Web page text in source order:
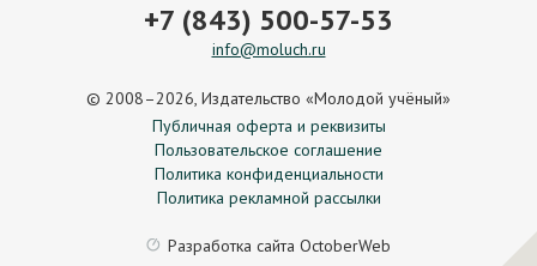
+7 (843) 500-57-53
info@moluch.ru
© 2008–2026, Издательство «Молодой учёный»
Публичная оферта и реквизиты
Пользовательское соглашение
Политика конфиденциальности
Политика рекламной рассылки
Разработка сайта OctoberWeb